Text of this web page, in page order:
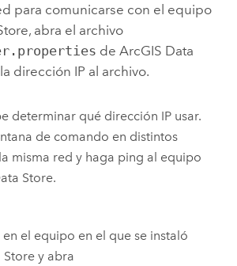
para comunicarse con el equipo
, abra el archivo
de ArcGIS Data
dirección IP al archivo.
determinar qué dirección IP usar.
de comando en distintos
misma red y haga ping al equipo
Store.
en el equipo en el que se instaló
Storey abra